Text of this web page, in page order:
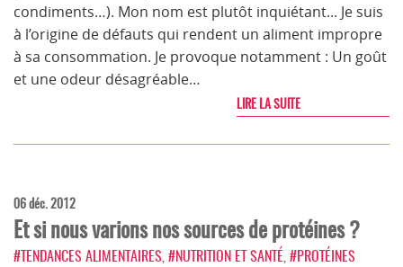
condiments…). Mon nom est plutôt inquiétant... Je suis
à l’origine de défauts qui rendent un aliment impropre
à sa consommation. Je provoque notamment : Un goût
et une odeur désagréable…
LIRE LA SUITE
06 déc. 2012
Et si nous varions nos sources de protéines ?
#TENDANCES ALIMENTAIRES #NUTRITION ET SANTÉ #PROTÉINES